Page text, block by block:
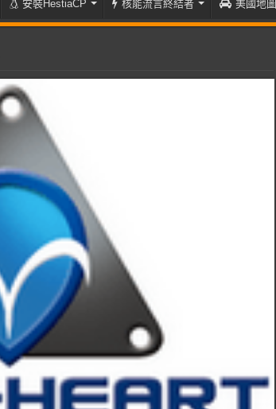
安裝HestiaCP 核能流言終結者 美國地圖